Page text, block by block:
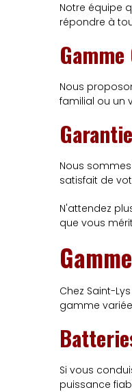
Notre équipe
répondre à
Nous
familial ou un
Nous
satisfait de
N'attendez
que vous
Chez Saint-
gamme
Si vous
puissance